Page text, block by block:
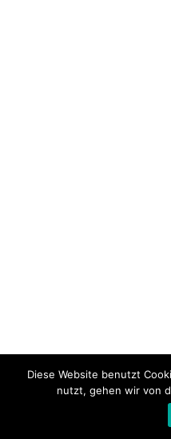
Diese Website benutzt
nutzt, gehen wir von